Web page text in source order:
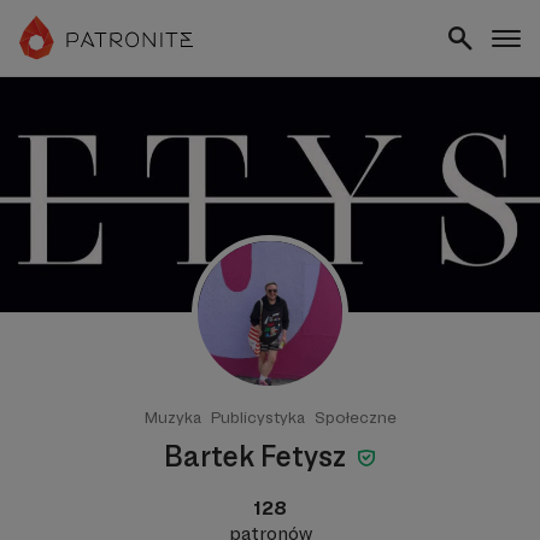
Muzyka Publicystyka Społeczne
Bartek Fetysz
128
patronów